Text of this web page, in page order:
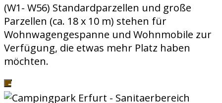
(W1- W56) Standardparzellen und große
Parzellen (ca. 18 x 10 m) stehen für
Wohnwagengespanne und Wohnmobile zur
Verfügung, die etwas mehr Platz haben
möchten.